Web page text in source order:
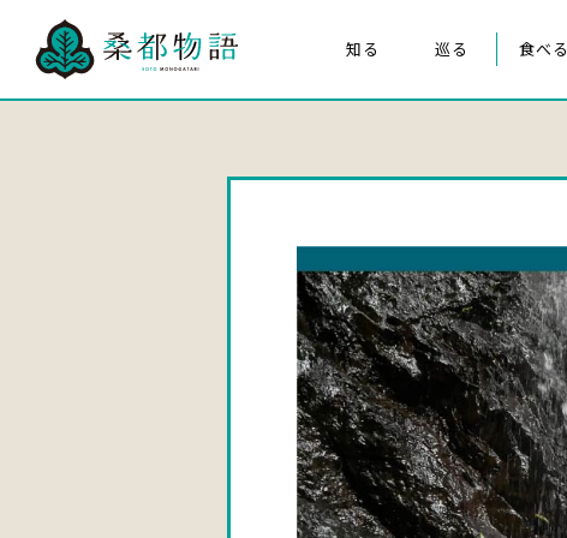
知る
桑都物語について
みんなの桑都物語
巡る
八王子まつり
食べる